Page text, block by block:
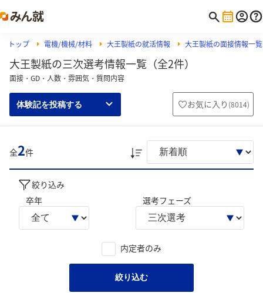
トップ 電機/機械/材料 大王製紙の就活情報 大王製紙の面接情報一覧
大王製紙の三次選考情報一覧（全2件）
面接・GD・人数・雰囲気・質問内容
体験記を投稿する お気に入り (8014)
全2件
絞り込み
卒年
選考フェーズ
内定者のみ
絞り込む